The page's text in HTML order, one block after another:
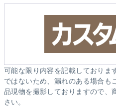
可能な限り内容を記載しておりま
ではないため、漏れのある場合も
品現物を撮影しておりますので、
さい。